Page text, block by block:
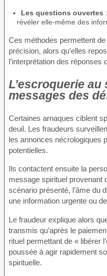
Les questions ouvertes
révéler elle-même des
Ces méthodes permettent de
précision, alors qu’elles
l’interprétation des réponses
L’escroquerie
messages des
Certaines arnaques ciblent
deuil. Les fraudeurs
les annonces nécrologiques
potentielles.
Ils contactent ensuite la
message spirituel provenant
scénario présenté, l’âme du
une information urgente ou
Le fraudeur explique alors
transmis qu’après le
rituel permettant de « libérer
poussée à agir rapidement
spirituelle.